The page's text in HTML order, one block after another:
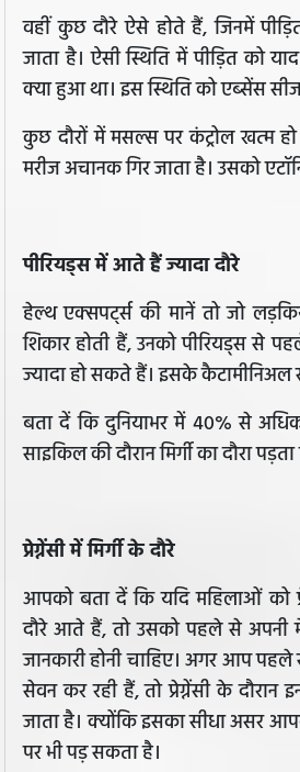
वहीं कुछ दौरे ऐसे होते हैं, जिनमें
जाता है। ऐसी स्थिति में पीड़ित को
क्या हुआ था। इस स्थिति को एब्सेंस
कुछ दौरों में मसल्स पर कंट्रोल खत्म
मरीज अचानक गिर जाता है। उसको
पीरियड्स में आते हैं ज्यादा दौरे
हेल्थ एक्सपर्ट्स की मानें तो जो
शिकार होती हैं, उनको पीरियड्स से
ज्यादा हो सकते हैं। इसके कैटामीनिअल
बता दें कि दुनियाभर में 40% से
साइकिल की दौरान मिर्गी का दौरा पड़ता
प्रेग्नेंसी में मिर्गी के दौरे
आपको बता दें कि यदि महिलाओं को
दौरे आते हैं, तो उसको पहले से अपनी
जानकारी होनी चाहिए। अगर आप
सेवन कर रही हैं, तो प्रेग्नेंसी के
जाता है। क्योंकि इसका सीधा असर
पर भी पड़ सकता है।